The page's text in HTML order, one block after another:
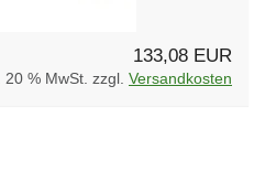
133,08 EUR
20 % MwSt. zzgl. Versandkosten